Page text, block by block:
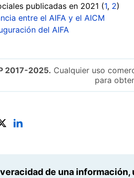
publicadas en 2021 (1, 2)
entre el AIFA y el AICM
del AIFA
2017-2025. Cualquier uso
para
de una